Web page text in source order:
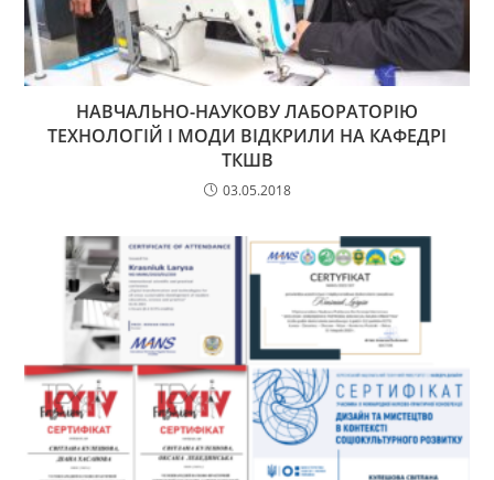
НАВЧАЛЬНО-НАУКОВУ ЛАБОРАТОРІЮ
ТЕХНОЛОГІЙ І МОДИ ВІДКРИЛИ НА КАФЕДРІ
ТКШВ
03.05.2018